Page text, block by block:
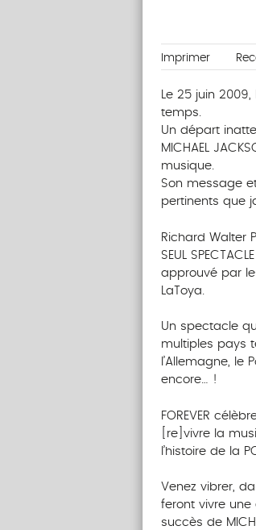
Imprimer
Le 25 juin
temps.
Un départ
MICHAEL
musique.
Son message
pertinents que
Richard Walter
SEUL
approuvé par
LaToya.
Un spectacle
multiples pays
l’Allemagne, le
encore… !
FOREVER
[re]vivre la
l’histoire de la
Venez vibrer,
feront vivre
succès de